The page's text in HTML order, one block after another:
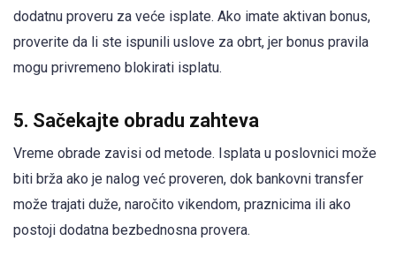
dodatnu proveru za veće isplate. Ako imate aktivan bonus,
proverite da li ste ispunili uslove za obrt, jer bonus pravila
mogu privremeno blokirati isplatu.
5. Sačekajte obradu zahteva
Vreme obrade zavisi od metode. Isplata u poslovnici može
biti brža ako je nalog već proveren, dok bankovni transfer
može trajati duže, naročito vikendom, praznicima ili ako
postoji dodatna bezbednosna provera.